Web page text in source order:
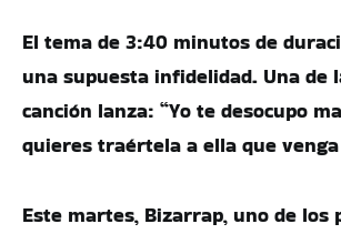
El tema de 3:40 minutos de
una supuesta infidelidad. Una de
canción lanza: “Yo te desocupo
quieres traértela a ella que
Este martes, Bizarrap, uno de los